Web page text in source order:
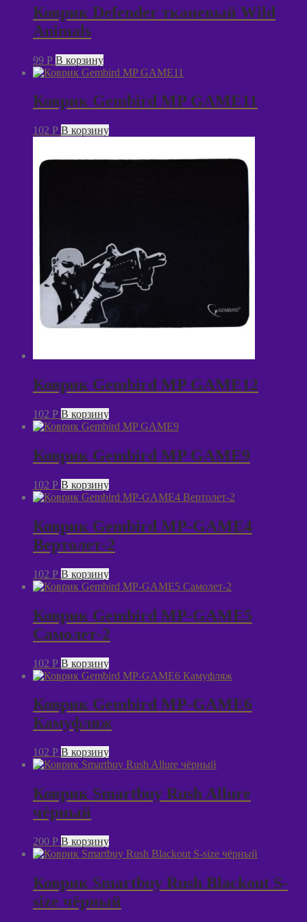
Коврик Defender тканевый Wild
Animals
99 P В корзину
Коврик Gembird MP GAME11
102 P В корзину
Коврик Gembird MP GAME12
102 P В корзину
Коврик Gembird MP GAME9
102 P В корзину
Коврик Gembird MP-GAME4
Вертолет-2
102 P В корзину
Коврик Gembird MP-GAME5
Самолет-2
102 P В корзину
Коврик Gembird MP-GAME6
Камуфляж
102 P В корзину
Коврик Smartbuy Rush Allure
чёрный
200 P В корзину
Коврик Smartbuy Rush Blackout S-
size чёрный